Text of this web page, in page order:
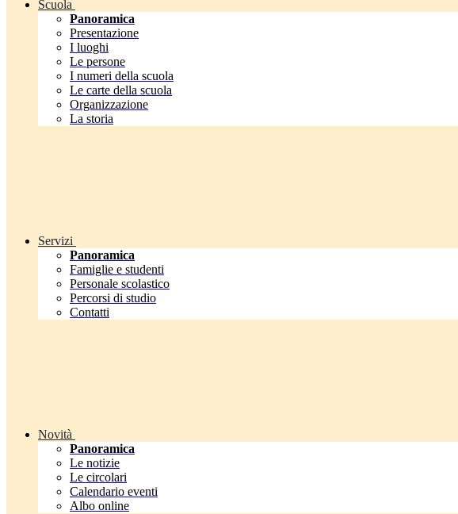
Scuola
Panoramica
Presentazione
I luoghi
Le persone
I numeri della scuola
Le carte della scuola
Organizzazione
La storia
Servizi
Panoramica
Famiglie e studenti
Personale scolastico
Percorsi di studio
Contatti
Novità
Panoramica
Le notizie
Le circolari
Calendario eventi
Albo online